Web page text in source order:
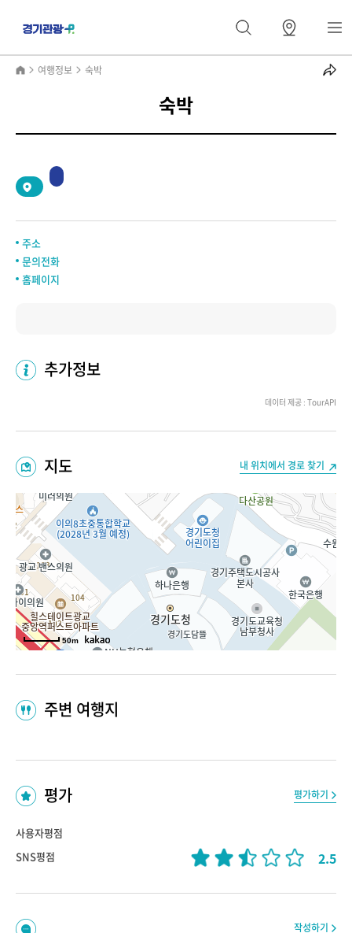
여행정보 숙박
숙박
주소
문의전화
홈페이지
추가정보
데이터 제공 : TourAPI
지도 내 위치에서 경로 찾기
50m
주변 여행지
평가 평가하기
사용자평점
SNS평점 2.5
작성하기